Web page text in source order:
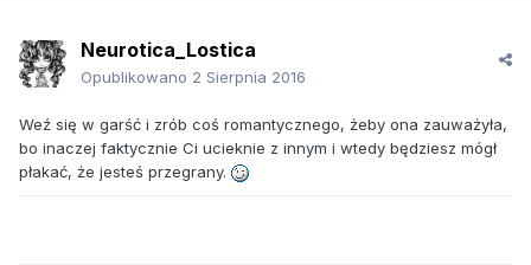
Neurotica_Lostica
Opublikowano 2 Sierpnia 2016
Weź się w garść i zrób coś romantycznego, żeby ona zauważyła,
bo inaczej faktycznie Ci ucieknie z innym i wtedy będziesz mógł
płakać, że jesteś przegrany.